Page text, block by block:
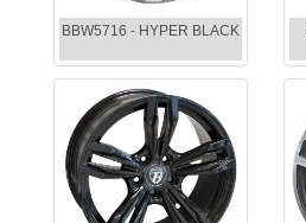
BBW5716 - HYPER BLACK